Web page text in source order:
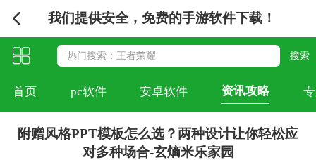
我们提供安全，免费的手游软件下载！
首页 pc软件 安卓软件 资讯攻略
附赠风格PPT模板怎么选？两种设计让你轻松应
对多种场合-玄熵米乐家园